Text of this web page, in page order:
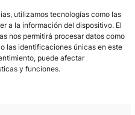
utilizamos tecnologías como las
a la información del dispositivo. El
nos permitirá procesar datos como
las identificaciones únicas en este
puede afectar
y funciones.